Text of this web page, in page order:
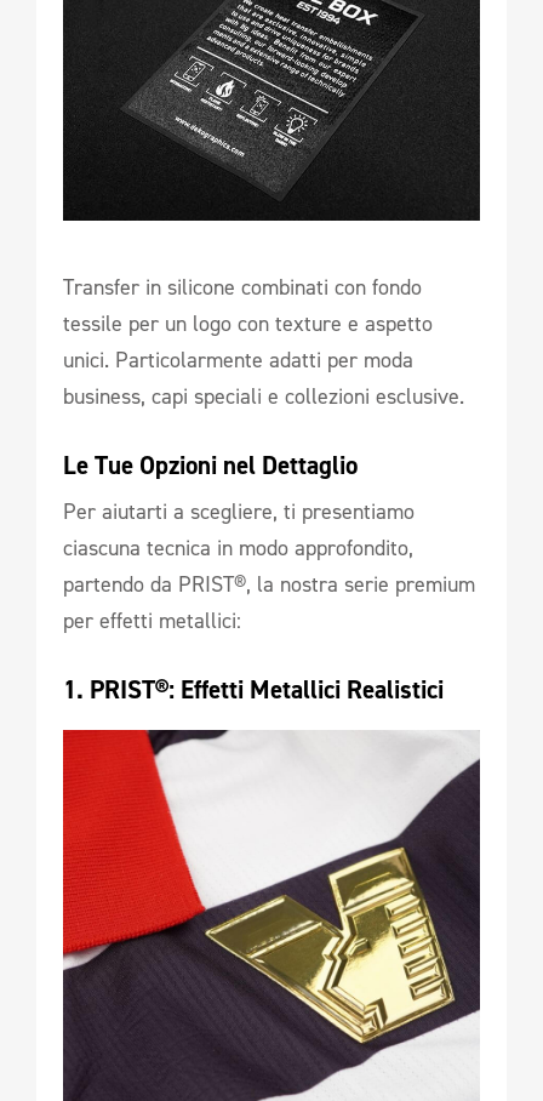
Transfer in silicone combinati con fondo
tessile per un logo con texture e aspetto
unici. Particolarmente adatti per moda
business, capi speciali e collezioni esclusive.
Le Tue Opzioni nel Dettaglio
Per aiutarti a scegliere, ti presentiamo
ciascuna tecnica in modo approfondito,
partendo da PRIST®, la nostra serie premium
per effetti metallici:
1. PRIST®: Effetti Metallici Realistici